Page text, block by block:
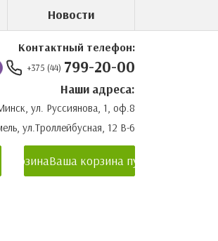
Новости
Контактный телефон:
+375 (44) 799-20-00
Наши адреса:
ул. Руссиянова, 1, оф.8
ул.Троллейбусная, 12 В-6
КорзинаВаша корзина пуста